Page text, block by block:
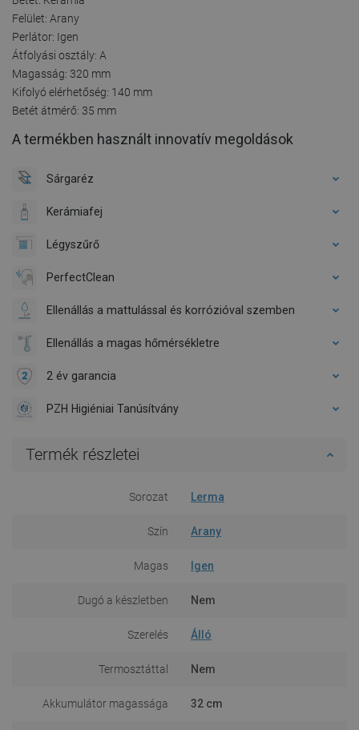
Felület: Arany
Perlátor: Igen
Átfolyási osztály: A
Magasság: 320 mm
Kifolyó elérhetőség: 140 mm
Betét átmérő: 35 mm
A termékben használt innovatív megoldások
Sárgaréz
Kerámiafej
Légyszűrő
PerfectClean
Ellenállás a mattulással és korrózióval szemben
Ellenállás a magas hőmérsékletre
2 év garancia
PZH Higiéniai Tanúsítvány
Termék részletei
Sorozat Lerma
Szín Arany
Magas Igen
Dugó a készletben Nem
Szerelés Álló
Termosztáttal Nem
Akkumulátor magassága 32 cm